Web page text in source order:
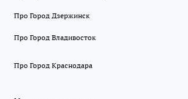
Про Город Дзержинск
Про Город Владивосток
Про Город Краснодара